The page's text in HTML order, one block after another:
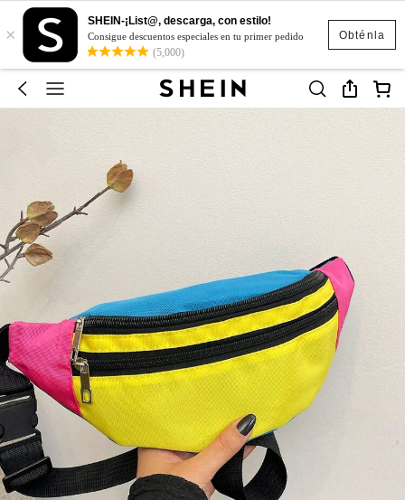
Obténla
×
SHEIN-¡List@, descarga, con estilo!
Consigue descuentos especiales en tu primer pedido
(5,000)